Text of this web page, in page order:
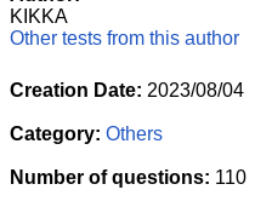
KIKKA
Other tests from this author
Creation Date: 2023/08/04
Category: Others
Number of questions: 110